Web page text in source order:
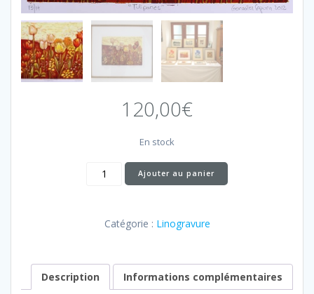
120,00€
En stock
quantitéAjouter au panier
Catégorie : Linogravure
Description Informations complémentaires